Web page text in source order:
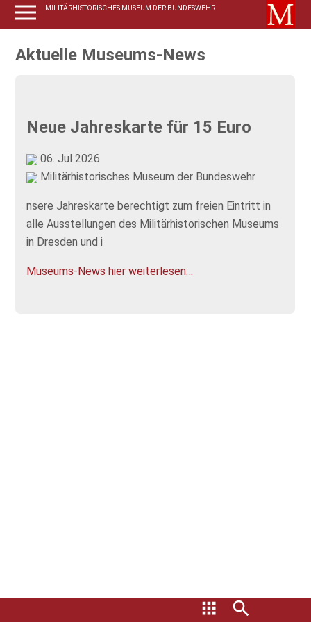
MILITÄRHISTORISCHES MUSEUM DER BUNDESWEHR
Aktuelle Museums-News
Neue Jahreskarte für 15 Euro
06. Jul 2026
Militärhistorisches Museum der Bundeswehr
nsere Jahreskarte berechtigt zum freien Eintritt in
alle Ausstellungen des Militärhistorischen Museums
in Dresden und i
Museums-News hier weiterlesen…